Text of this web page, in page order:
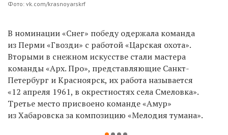
Фото: vk.com/krasnoyarskrf
В номинации «Снег» победу одержала команда
из Перми «Гвозди» с работой «Царская охота».
Вторыми в снежном искусстве стали мастера
команды «Арх. Про», представляющие Санкт-
Петербург и Красноярск, их работа называется
«12 апреля 1961, в окрестностях села Смеловка».
Третье место присвоено команде «Амур»
из Хабаровска за композицию «Мелодия тумана».